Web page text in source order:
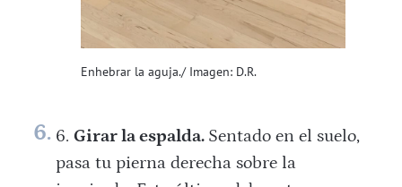
Enhebrar la aguja./ Imagen: D.R.
Girar la espalda. Sentado en el suelo,
pasa tu pierna derecha sobre la